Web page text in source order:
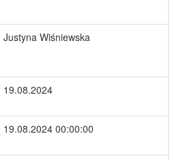
Justyna Wiśniewska
19.08.2024
19.08.2024 00:00:00